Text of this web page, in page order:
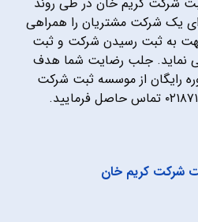
یک شرکت مشتریان را همراهی
جهت به ثبت رسیدن شرکت و ثبت
می نماید. جلب رضایت شما هدف
رایگان از موسسه ثبت شرکت
شرکت کریم خان